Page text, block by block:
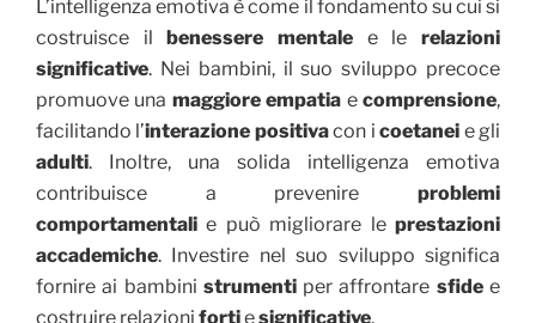
L’intelligenza emotiva è come il fondamento su cui si
costruisce ilbenessere mentale e lerelazioni
significative. Nei bambini, il suo sviluppo precoce
promuove una maggiore empatia ecomprensione,
facilitando l’interazione positivacon icoetanei e gli
adulti. Inoltre, una solida intelligenza emotiva
contribuisce a prevenire problemi
comportamentali e può migliorare le prestazioni
accademiche. Investire nel suo sviluppo significa
fornire ai bambini strumentiper affrontare sfidee
costruire relazioni fortiesignificative.